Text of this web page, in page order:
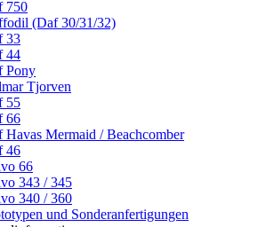
750
(Daf 30/31/32)
33
44
Pony
Tjorven
55
66
Havas Mermaid / Beachcomber
46
66
343 / 345
340 / 360
und Sonderanfertigungen